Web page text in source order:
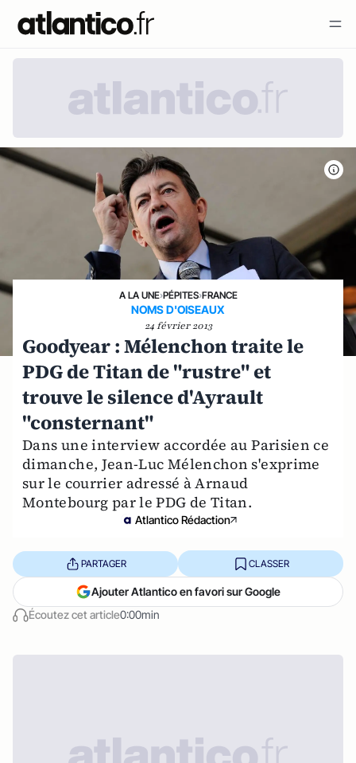
A LA UNE›PÉPITES›FRANCE
NOMS D'OISEAUX
24 février 2013
Goodyear : Mélenchon traite le
PDG de Titan de "rustre" et
trouve le silence d'Ayrault
"consternant"
Dans une interview accordée au Parisien ce
dimanche, Jean-Luc Mélenchon s'exprime
sur le courrier adressé à Arnaud
Montebourg par le PDG de Titan.
Atlantico Rédaction
Écoutez cet article0:00min
PARTAGER CLASSER
Ajouter Atlantico en favori sur Google